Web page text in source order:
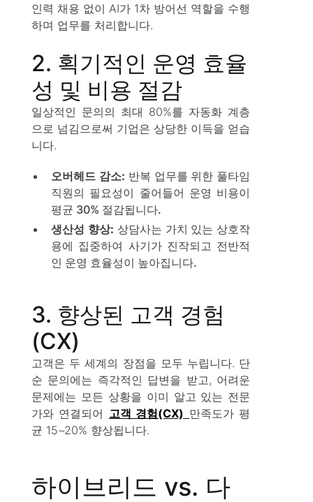
인력 채용 없이 AI가 1차 방어선 역할을 수행
하며 업무를 처리합니다.
2. 획기적인 운영 효율
성 및 비용 절감
일상적인 문의의 최대 80%를 자동화 계층
으로 넘김으로써 기업은 상당한 이득을 얻습
니다.
오버헤드 감소: 반복 업무를 위한 풀타임
직원의 필요성이 줄어들어 운영 비용이
평균 30% 절감됩니다.
생산성 향상: 상담사는 가치 있는 상호작
용에 집중하여 사기가 진작되고 전반적
인 운영 효율성이 높아집니다.
3. 향상된 고객 경험
(CX)
고객은 두 세계의 장점을 모두 누립니다. 단
순 문의에는 즉각적인 답변을 받고, 어려운
문제에는 모든 상황을 이미 알고 있는 전문
가와 연결되어 고객 경험(CX) 만족도가 평
균 15~20% 향상됩니다.
하이브리드 vs. 다